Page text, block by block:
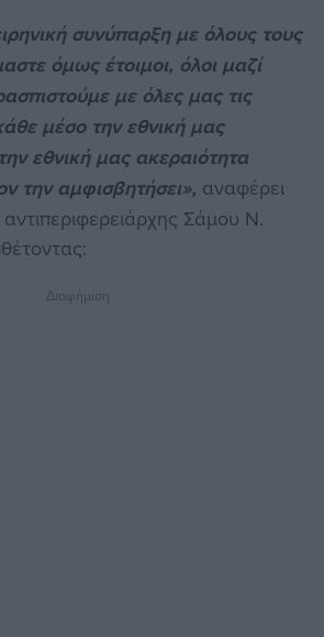
συνύπαρξη με όλους τους
όμως έτοιμοι, όλοι μαζί
με όλες μας τις
μέσο την εθνική μας
εθνική μας ακεραιότητα
την αμφισβητήσει», αναφέρει
Σάμου Ν.
Διαφήμιση